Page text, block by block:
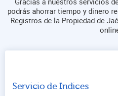
podrás ahorrar tiempo y dinero
Registros de la Propiedad de
Servicio de Indices